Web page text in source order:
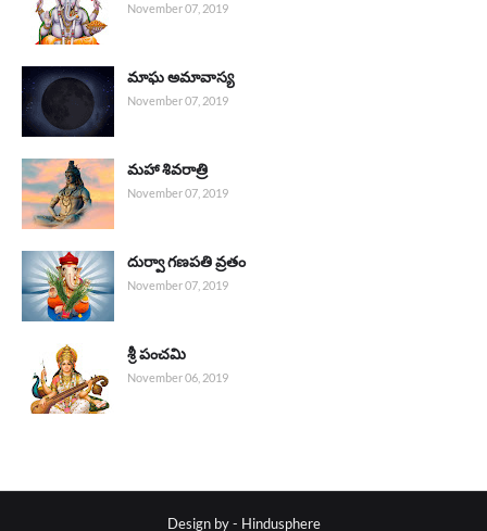
November 07, 2019
మాఘ అమావాస్య
November 07, 2019
మహా శివరాత్రి
November 07, 2019
దుర్వా గణపతి వ్రతం
November 07, 2019
శ్రీ పంచమి
November 06, 2019
Design by - Hindusphere